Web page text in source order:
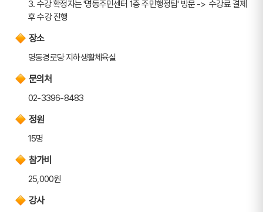
3. 수강 확정자는 '명동주민센터 1층 주민행정팀' 방문 ->  수강료 결제
후 수강 진행
장소
명동경로당 지하생활체육실
문의처
02-3396-8483
정원
15명
참가비
25,000원
강사